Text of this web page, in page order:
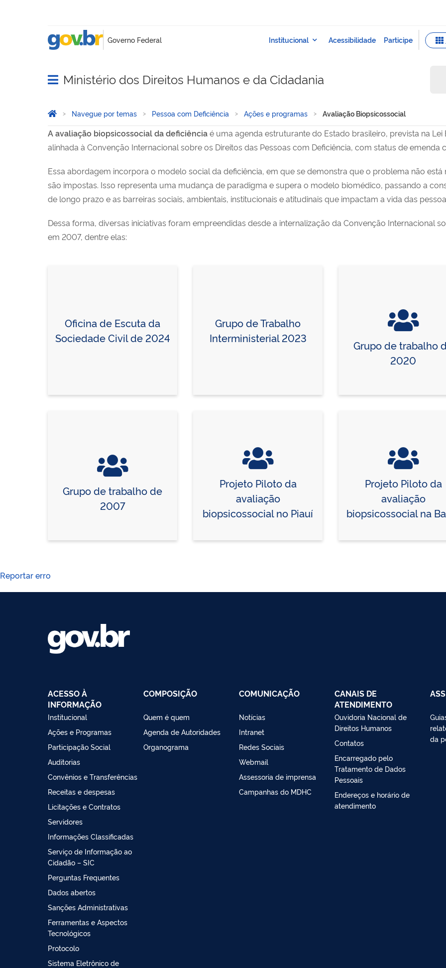
Abrir menu principal de navegação
Ministério dos Direitos Humanos e da Cidadania
Você está aqui:
Página Inicial
Navegue por temas Pessoa com Deficiência Ações e programas Avaliação Biopsicossocial
Avaliação Biopsicossocial
A avaliação biopsicossocial da deficiênciaé uma agenda estruturante do Estado brasileiro, prevista na Lei
alinhada à Convenção Internacional sobre os Direitos das Pessoas com Deficiência, com status de emenda
Essa abordagem incorpora o modelo social da deficiência, em que se demonstra que o problema não
são impostas. Isso representa uma mudança de paradigma e supera o modelo biomédico, passando a
de longo prazo e as barreiras sociais, ambientais, institucionais e atitudinais que impactam a vida das
Dessa forma, diversas iniciativas foram empreendidas desde a internalização da Convenção Internacional
em 2007, dentre elas:
Oficina de Escuta da
Sociedade Civil de 2024
Grupo de Trabalho
Interministerial 2023
Grupo de trabalho
2020
Grupo de trabalho de
2007
Projeto Piloto da
avaliação
biopsicossocial no Piauí
Projeto Piloto da
avaliação
biopsicossocial na
Reportar erro
ACESSO À
INFORMAÇÃO
Institucional
Ações e Programas
Participação Social
Auditorias
Convênios e Transferências
Receitas e despesas
Licitações e Contratos
Servidores
Informações Classificadas
Serviço de Informação ao
Cidadão – SIC
Perguntas Frequentes
Dados abertos
Sanções Administrativas
Ferramentas e Aspectos
Tecnológicos
Protocolo
Sistema Eletrônico de
COMPOSIÇÃO
Quem é quem
Agenda de Autoridades
Organograma
COMUNICAÇÃO
Notícias
Intranet
Redes Sociais
Webmail
Assessoria de imprensa
Campanhas do MDHC
CANAIS DE
ATENDIMENTO
Ouvidoria Nacional de
Direitos Humanos
Contatos
Encarregado pelo
Tratamento de Dados
Pessoais
Endereços e horário de
atendimento
da